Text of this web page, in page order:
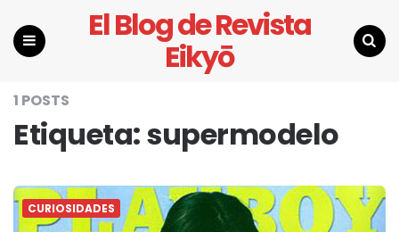
El Blog de Revista
Eikyō
1 POSTS
Etiqueta:supermodelo
CURIOSIDADES